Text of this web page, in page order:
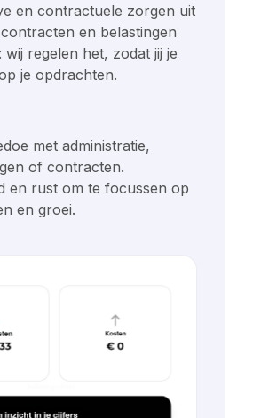
en contractuele zorgen uit
en belastingen
regelen het, zodat jij je
je opdrachten.
met administratie,
of contracten.
en rust om te focussen op
en groei.